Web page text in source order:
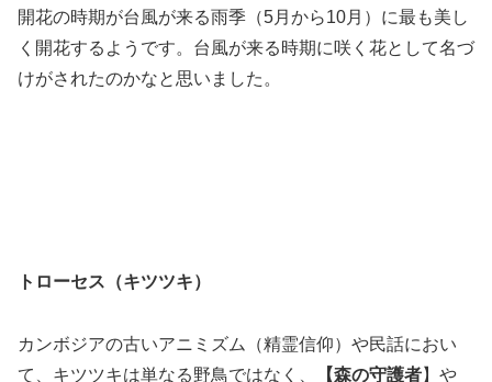
開花の時期が台風が来る雨季（5月から10月）に最も美し
く開花するようです。台風が来る時期に咲く花として名づ
けがされたのかなと思いました。
トローセス（キツツキ）
カンボジアの古いアニミズム（精霊信仰）や民話におい
て、キツツキは単なる野鳥ではなく、
【森の守護者】や